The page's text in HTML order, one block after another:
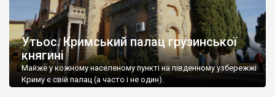
Утьос. Кримський палац грузинської
княгині
Майже у кожному населеному пункті на південному узбережжі
Криму є свій палац (а часто і не один).